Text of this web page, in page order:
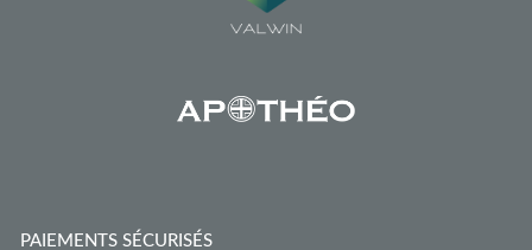
PAIEMENTS SÉCURISÉS